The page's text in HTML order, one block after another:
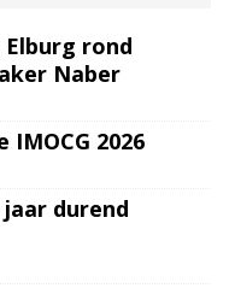
Elburg rond
Naber
2026
durend